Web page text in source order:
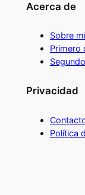
Acerca de
Sobre mí
Primero
Privacidad
Política